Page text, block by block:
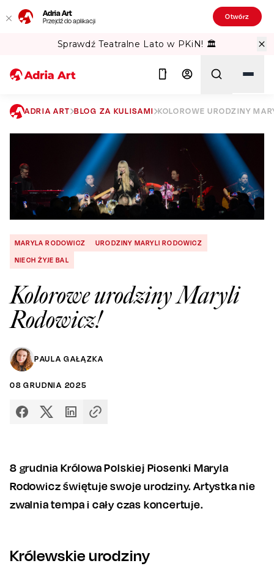
Adria Art
Przejdź do aplikacji Otwórz
Sprawdź Teatralne Lato w PKiN! 🏛️
Szukaj
ADRIA ART BLOG ZA KULISAMI KOLOROWE URODZINY
MARYLA RODOWICZ
URODZINY MARYLI RODOWICZ
NIECH ŻYJE BAL
Kolorowe urodziny Maryli
Rodowicz!
PAULA GAŁĄZKA
08 GRUDNIA 2025
8 grudnia Królowa Polskiej Piosenki Maryla
Rodowicz świętuje swoje urodziny. Artystka nie
zwalnia tempa i cały czas koncertuje.
Królewskie urodziny